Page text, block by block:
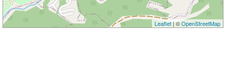
Leaflet| ©OpenStreetMap